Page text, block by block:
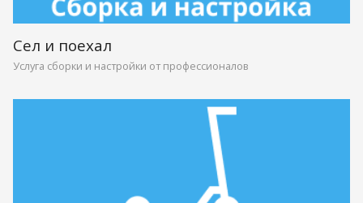
Сел и поехал
Услуга сборки и настройки от профессионалов